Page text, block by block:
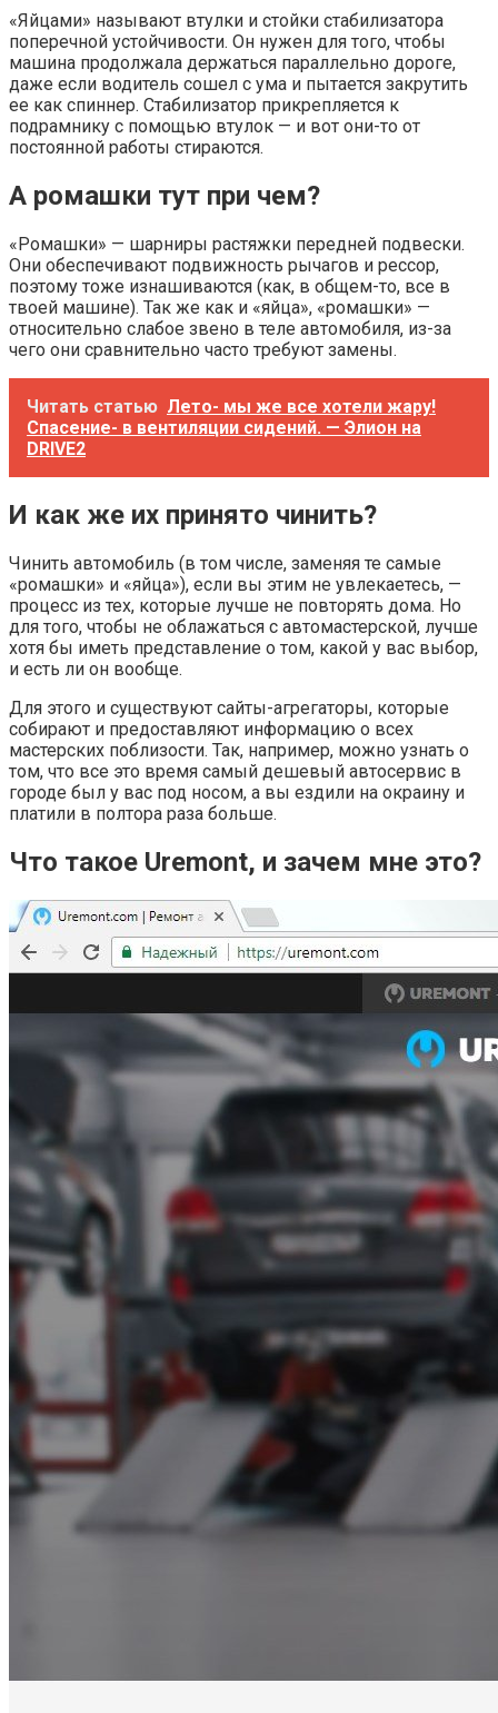
«Яйцами» называют втулки и стойки стабилизатора
поперечной устойчивости. Он нужен для того, чтобы
машина продолжала держаться параллельно дороге,
даже если водитель сошел с ума и пытается закрутить
ее как спиннер. Стабилизатор прикрепляется к
подрамнику с помощью втулок — и вот они-то от
постоянной работы стираются.
А ромашки тут при чем?
«Ромашки» — шарниры растяжки передней подвески.
Они обеспечивают подвижность рычагов и рессор,
поэтому тоже изнашиваются (как, в общем-то, все в
твоей машине). Так же как и «яйца», «ромашки» —
относительно слабое звено в теле автомобиля, из-за
чего они сравнительно часто требуют замены.
Читать статью Лето- мы же все хотели жару!
Спасение- в вентиляции сидений. — Элион на
DRIVE2
И как же их принято чинить?
Чинить автомобиль (в том числе, заменяя те самые
«ромашки» и «яйца»), если вы этим не увлекаетесь, —
процесс из тех, которые лучше не повторять дома. Но
для того, чтобы не облажаться с автомастерской, лучше
хотя бы иметь представление о том, какой у вас выбор,
и есть ли он вообще.
Для этого и существуют сайты-агрегаторы, которые
собирают и предоставляют информацию о всех
мастерских поблизости. Так, например, можно узнать о
том, что все это время самый дешевый автосервис в
городе был у вас под носом, а вы ездили на окраину и
платили в полтора раза больше.
Что такое Uremont, и зачем мне это?